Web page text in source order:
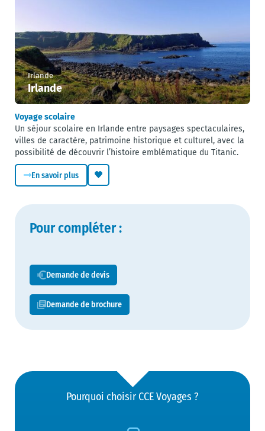
Irlande
Irlande
Voyage scolaire
Un séjour scolaire en Irlande entre paysages spectaculaires,
villes de caractère, patrimoine historique et culturel, avec la
possibilité de découvrir l’histoire emblématique du Titanic.
En savoir plus
Pour compléter :
Demande de devis
Demande de brochure
Pourquoi choisir CCE Voyages ?